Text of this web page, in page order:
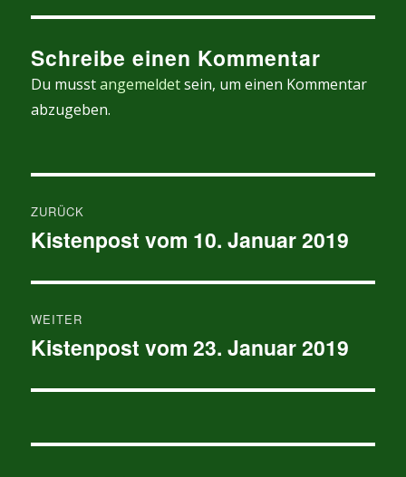
Schreibe einen Kommentar
Du musstangemeldetsein, um einen Kommentar
abzugeben.
Beitragsnavigation
ZURÜCK
Vorheriger
Kistenpost vom 10. Januar 2019
WEITER
Nächster
Kistenpost vom 23. Januar 2019